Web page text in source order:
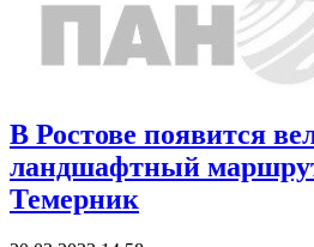
В Ростове появится
ландшафтный
Темерник